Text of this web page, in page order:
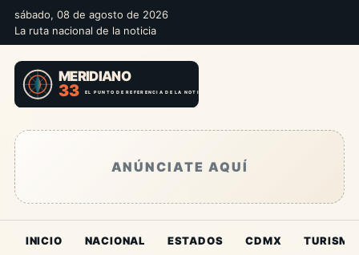
sábado, 08 de agosto de 2026
La ruta nacional de la noticia
ANÚNCIATE AQUÍ
INICIO NACIONAL ESTADOS CDMX TURISMO